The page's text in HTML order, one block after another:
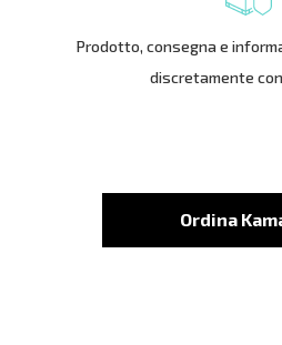
Prodotto, consegna e
discretamente
Ordina